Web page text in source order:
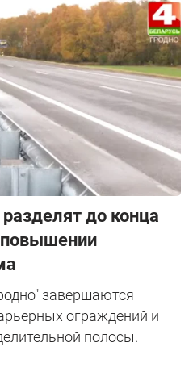
до конца
повышении
завершаются
ограждений и
полосы.